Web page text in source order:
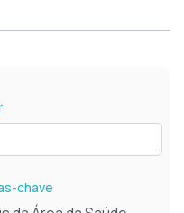
chave